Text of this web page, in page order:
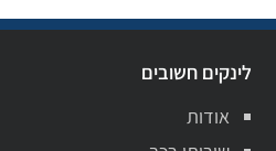
לינקים חשובים
אודות